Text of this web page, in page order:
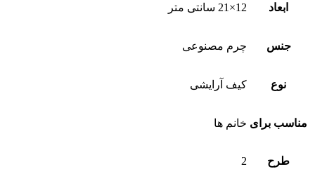
ابعاد 12×21 سانتی متر
جنس چرم مصنوعی
نوع کیف آرایشی
مناسب برای خانم ها
طرح 2